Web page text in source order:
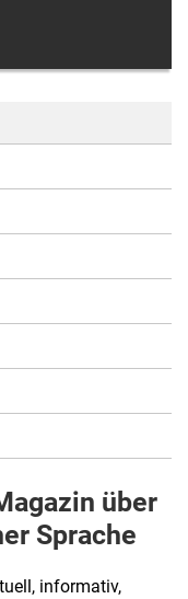
über
Sprache
informativ,